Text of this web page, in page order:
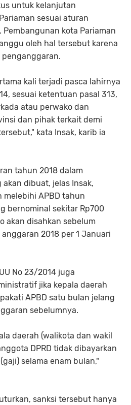
untuk kelanjutan
sesuai aturan
kota Pariaman
oleh hal tersebut karena
penganggaran.
kali terjadi pasca lahirnya
sesuai ketentuan pasal 313,
atau perwako dan
dan pihak terkait demi
kata Insak, karib ia
tahun 2018 dalam
dibuat, jelas Insak,
melebihi APBD tahun
bernominal sekitar Rp700
akan disahkan sebelum
2018 per 1 Januari
No 23/2014 juga
jika kepala daerah
APBD satu bulan jelang
sebelumnya.
daerah (walikota dan wakil
DPRD tidak dibayarkan
selama enam bulan,"
sanksi tersebut hanya